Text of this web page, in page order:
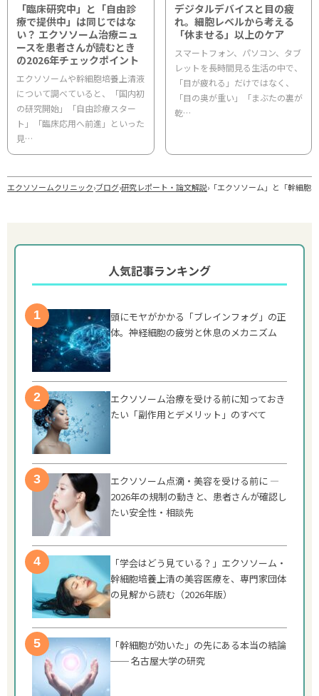
「臨床研究中」と「自由診
療で提供中」は同じではな
い？ エクソソーム治療ニュ
ースを患者さんが読むとき
の2026年チェックポイント
エクソソームや幹細胞培養上清液
について調べていると、「国内初
の研究開始」「自由診療スター
ト」「臨床応用へ前進」といった
見…
デジタルデバイスと目の疲
れ。細胞レベルから考える
「休ませる」以上のケア
スマートフォン、パソコン、タブ
レットを長時間見る生活の中で、
「目が疲れる」だけではなく、
「目の奥が重い」「まぶたの裏が
乾…
エクソソームクリニック›ブログ›研究レポート・論文解説› 「エクソソーム」と「幹細胞
人気記事ランキング
頭にモヤがかかる「ブレインフォグ」の正
体。神経細胞の疲労と休息のメカニズム
エクソソーム治療を受ける前に知っておき
たい「副作用とデメリット」のすべて
エクソソーム点滴・美容を受ける前に —
2026年の規制の動きと、患者さんが確認し
たい安全性・相談先
「学会はどう見ている？」エクソソーム・
幹細胞培養上清の美容医療を、専門家団体
の見解から読む（2026年版）
「幹細胞が効いた」の先にある本当の結論
── 名古屋大学の研究